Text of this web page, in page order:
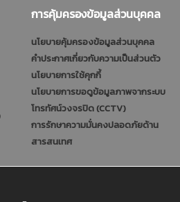
การคุ้มครองข้อมูลส่วนบุคคล
นโยบายคุ้มครองข้อมูลส่วนบุคคล
คำประกาศเกี่ยวกับความเป็นส่วนตัว
นโยบายการใช้คุกกี้
นโยบายการขอดูข้อมูลภาพจากระบบ
โทรทัศน์วงจรปิด (CCTV)
การรักษาความมั่นคงปลอดภัยด้าน
สารสนเทศ